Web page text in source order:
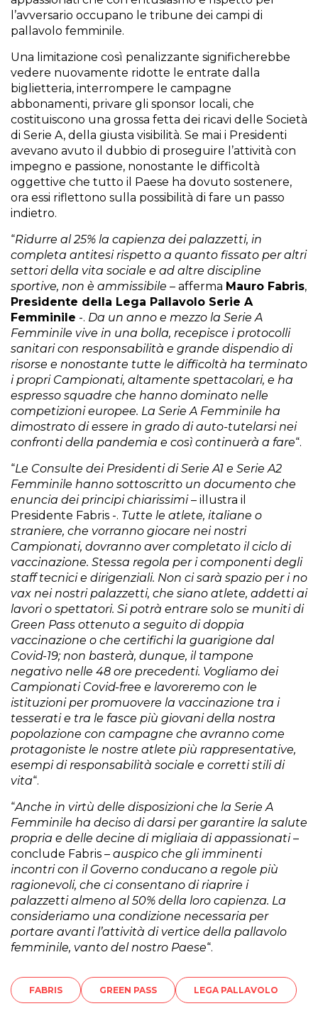
l’avversario occupano le tribune dei campi di
pallavolo femminile.
Una limitazione così penalizzante significherebbe
vedere nuovamente ridotte le entrate dalla
biglietteria, interrompere le campagne
abbonamenti, privare gli sponsor locali, che
costituiscono una grossa fetta dei ricavi delle Società
di Serie A, della giusta visibilità. Se mai i Presidenti
avevano avuto il dubbio di proseguire l’attività con
impegno e passione, nonostante le difficoltà
oggettive che tutto il Paese ha dovuto sostenere,
ora essi riflettono sulla possibilità di fare un passo
indietro.
“Ridurre al 25% la capienza dei palazzetti, in
completa antitesi rispetto a quanto fissato per altri
settori della vita sociale e ad altre discipline
sportive, non è ammissibile – afferma Mauro Fabris,
Presidente della Lega Pallavolo Serie A
Femminile -. Da un anno e mezzo la Serie A
Femminile vive in una bolla, recepisce i protocolli
sanitari con responsabilità e grande dispendio di
risorse e nonostante tutte le difficoltà ha terminato
i propri Campionati, altamente spettacolari, e ha
espresso squadre che hanno dominato nelle
competizioni europee. La Serie A Femminile ha
dimostrato di essere in grado di auto-tutelarsi nei
confronti della pandemia e così continuerà a fare“.
“Le Consulte dei Presidenti di Serie A1 e Serie A2
Femminile hanno sottoscritto un documento che
enuncia dei principi chiarissimi– illustra il
Presidente Fabris -. Tutte le atlete, italiane o
straniere, che vorranno giocare nei nostri
Campionati, dovranno aver completato il ciclo di
vaccinazione. Stessa regola per i componenti degli
staff tecnici e dirigenziali. Non ci sarà spazio per i no
vax nei nostri palazzetti, che siano atlete, addetti ai
lavori o spettatori. Si potrà entrare solo se muniti di
Green Pass ottenuto a seguito di doppia
vaccinazione o che certifichi la guarigione dal
Covid-19; non basterà, dunque, il tampone
negativo nelle 48 ore precedenti. Vogliamo dei
Campionati Covid-free e lavoreremo con le
istituzioni per promuovere la vaccinazione tra i
tesserati e tra le fasce più giovani della nostra
popolazione con campagne che avranno come
protagoniste le nostre atlete più rappresentative,
esempi di responsabilità sociale e corretti stili di
vita“.
“Anche in virtù delle disposizioni che la Serie A
Femminile ha deciso di darsi per garantire la salute
propria e delle decine di migliaia di appassionati–
conclude Fabris – auspico che gli imminenti
incontri con il Governo conducano a regole più
ragionevoli, che ci consentano di riaprire i
palazzetti almeno al 50% della loro capienza. La
consideriamo una condizione necessaria per
portare avanti l’attività di vertice della pallavolo
femminile, vanto del nostro Paese“.
FABRIS GREEN PASS LEGA PALLAVOLO